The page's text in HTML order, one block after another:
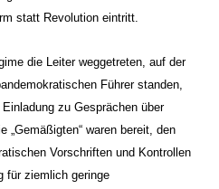
statt Revolution eintritt.
die Leiter weggetreten, auf der
Führer standen,
zu Gesprächen über
„Gemäßigten“ waren bereit, den
Vorschriften und Kontrollen
für ziemlich geringe